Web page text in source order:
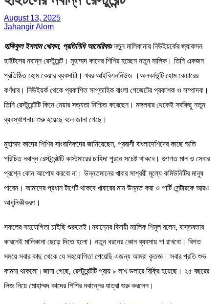
August 13, 2025
Jahangir Alom
হাকিকুল ইসলাম খোকন, প্রতিনিধি আমেরিকাঃ নতুন মালিকানায় নিউইয়র্কের জ্যাকসন
হাইটসের নবান্ন রেস্টুরেন্ট। মুহাম্মদ কাদের শিশির হচ্ছেন নতুন মালিক। তিনি একজন
প্রতিষ্ঠিত হোম কেয়ার ব্যবসায়ী। খবর আইবিএননিউজ ।অলকাউন্টি হোম কেয়ারের
কর্ণধার। নিউইয়র্ক থেকে প্রকাশিত সাপ্তাহিক বাংলা গেজেটের প্রকাশক ও সম্পাদক।
তিনি রেস্টুরেন্টটি কিনে নেয়ার সত্যতা নিশ্চিত করেছেন। মঙ্গলবার থেকেই সবকিছু নতুন
ব্যবস্থাপনায় শুরু হয়েছে বলে জানা গেছে।
মুহাম্মদ কাদের শিশির সাংবাদিকদের জানিয়েছেন, প্রবাসী বাংলাদেশিদের কাছে অতি
পরিচিত নবান্ন রেস্টুরেন্টটি কাস্টমারের চাহিদা পূরনে সচেষ্ট থাকবে। গুণগত মান ও সেবার
প্রশ্নে কোন আপোষ করবো না। উন্নতমানের খাবার সাশ্রয়ী মূল্যে কমিউনিটির মানুষ
পাবেন। আমাদের প্রধান টার্গেট থাকবে খাবারের মান উন্নত করা ও পার্টি সেন্টারকে আরও
আধুনিকীকরণ।
সকলের সহযোগিতা চাইছি শুরুতেই।নবান্নের বিদায়ী মাালিক শিমুল বলেন, বাস্তবতার
কারনেই মালিকানা ছেড়ে দিতে হলো। নতুন ধরনের কোন ব্যবসায় পা রাখবো। বিগত
সময়ে সবার কাছ থেকে যে সহযোগিতা পেয়েছি এজন্য আমরা কৃতজ্ঞ। সবার প্রতি শুভ
কামনা থাকলো।জানা গেছে, রেস্টুরেন্টটি প্রায় ৮ লাখ ডলারে বিক্রি হয়েছে। ২৫ বছরের
লিজ নিয়ে মোহাম্মদ কাদের শিশির নবান্নের যাত্রা শুরু করলেন।